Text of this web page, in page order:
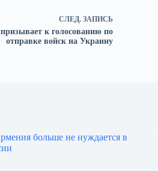
СЛЕД. ЗАПИСЬ
к голосованию по
отправке войск на Украину
больше не нуждается в